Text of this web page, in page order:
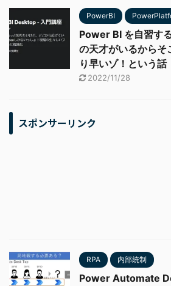
PowerBI
Power BI を自習す
の天才がいるからそ
り早いゾ！という話
2022/11/28
スポンサーリンク
RPA 内部統制
Power Automate